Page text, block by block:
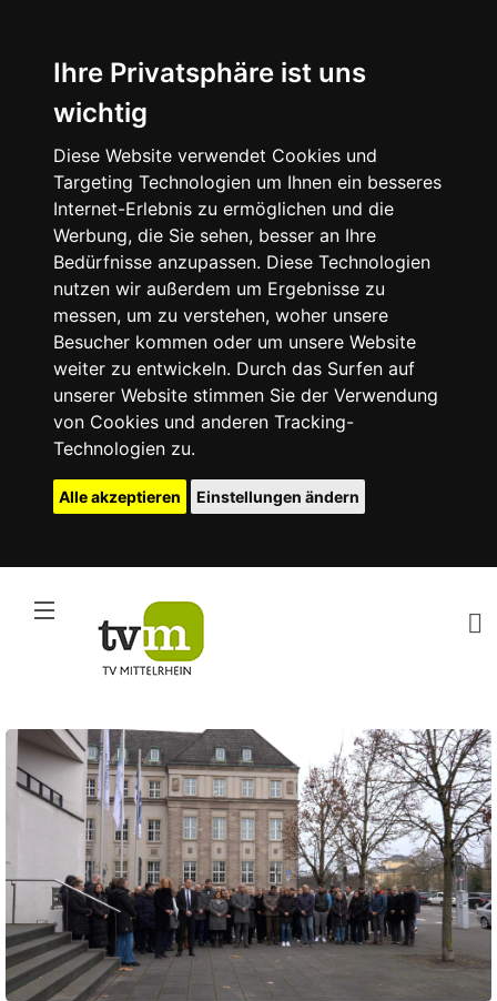
Ihre Privatsphäre ist uns
wichtig
Diese Website verwendet Cookies und
Targeting Technologien um Ihnen ein besseres
Internet-Erlebnis zu ermöglichen und die
Werbung, die Sie sehen, besser an Ihre
Bedürfnisse anzupassen. Diese Technologien
nutzen wir außerdem um Ergebnisse zu
messen, um zu verstehen, woher unsere
Besucher kommen oder um unsere Website
weiter zu entwickeln. Durch das Surfen auf
unserer Website stimmen Sie der Verwendung
von Cookies und anderen Tracking-
Technologien zu.
Alle akzeptieren Einstellungen ändern